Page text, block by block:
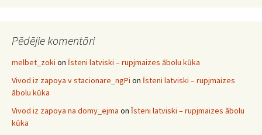
Pēdējie komentāri
melbet_zoki on Īsteni latviski – rupjmaizes ābolu kūka
Vivod iz zapoya v stacionare_ngPi on Īsteni latviski – rupjmaizes
ābolu kūka
Vivod iz zapoya na domy_ejma on Īsteni latviski – rupjmaizes ābolu
kūka